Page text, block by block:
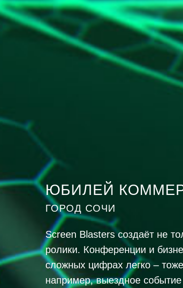
ЮБИЛЕЙ
ГОРОД СОЧИ
Screen Blasters создаёт не
ролики. Конференции и
сложных цифрах легко –
например, выездное событие